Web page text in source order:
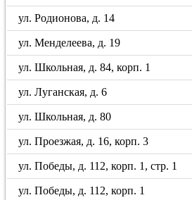
ул. Родионова, д. 14
ул. Менделеева, д. 19
ул. Школьная, д. 84, корп. 1
ул. Луганская, д. 6
ул. Школьная, д. 80
ул. Проезжая, д. 16, корп. 3
ул. Победы, д. 112, корп. 1, стр. 1
ул. Победы, д. 112, корп. 1